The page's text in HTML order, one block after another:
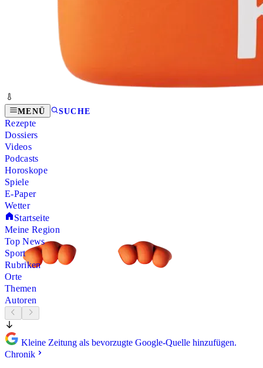
MENÜ SUCHE
Rezepte
Dossiers
Videos
Podcasts
Horoskope
Spiele
E-Paper
Wetter
Startseite
Meine Region
Top News
Sport
Rubriken
Orte
Themen
Autoren
Kleine Zeitung als bevorzugte Google-Quelle hinzufügen.
Chronik